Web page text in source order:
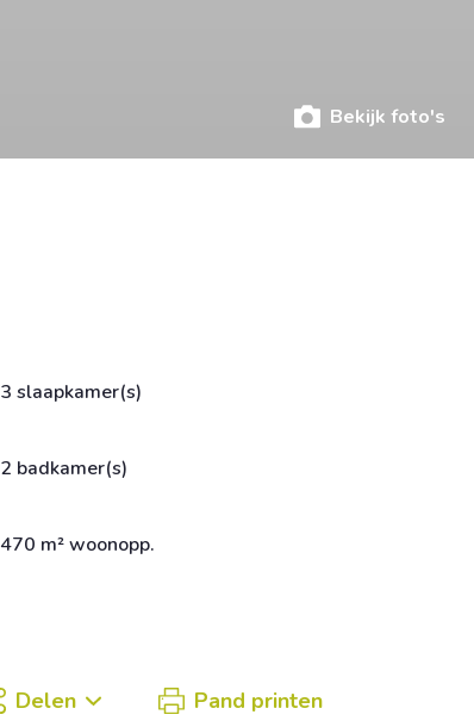
Bekijk foto's
3 slaapkamer(s)
2 badkamer(s)
470 m² woonopp.
Delen Pand printen